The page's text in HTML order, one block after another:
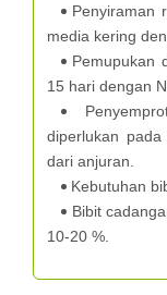
Penyiraman
media kering
Pemupukan
15 hari dengan
diperlukan
dari anjuran.
Kebutuhan
Bibit
10-20 %.